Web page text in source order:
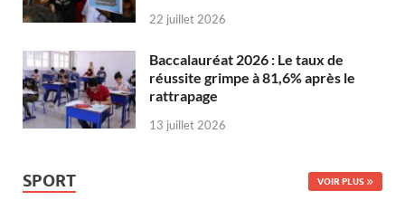
22 juillet 2026
Baccalauréat 2026 : Le taux de
réussite grimpe à 81,6% après le
rattrapage
13 juillet 2026
SPORT VOIR PLUS